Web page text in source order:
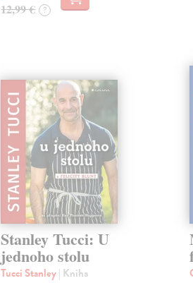
12,99 € ?
Stanley Tucci: U
jednoho stolu
Tucci Stanley| Kniha